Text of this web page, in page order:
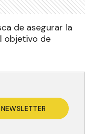
de asegurar la
objetivo de